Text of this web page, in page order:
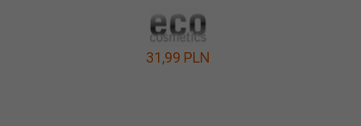
31,99 PLN